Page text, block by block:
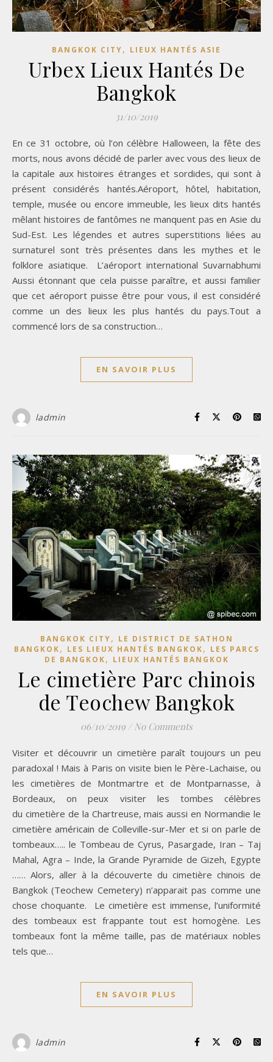
BANGKOK CITY, LIEUX HANTÉS ASIE
Urbex Lieux Hantés De
Bangkok
31/10/2019
En ce 31 octobre, où l’on célèbre Halloween, la fête des
morts, nous avons décidé de parler avec vous des lieux de
la capitale aux histoires étranges et sordides, qui sont à
présent considérés hantés.Aéroport, hôtel, habitation,
temple, musée ou encore immeuble, les lieux dits hantés
mêlant histoires de fantômes ne manquent pas en Asie du
Sud-Est. Les légendes et autres superstitions liées au
surnaturel sont très présentes dans les mythes et le
folklore asiatique. L’aéroport international Suvarnabhumi
Aussi étonnant que cela puisse paraître, et aussi familier
que cet aéroport puisse être pour vous, il est considéré
comme un des lieux les plus hantés du pays.Tout a
commencé lors de sa construction…
EN SAVOIR PLUS
ladmin
BANGKOK CITY, LE DISTRICT DE SATHON
BANGKOK, LES LIEUX HANTÉS BANGKOK, LES PARCS
DE BANGKOK, LIEUX HANTÉS BANGKOK
Le cimetière Parc chinois
de Teochew Bangkok
06/10/2019 / No Comments
Visiter et découvrir un cimetière paraît toujours un peu
paradoxal ! Mais à Paris on visite bien le Père-Lachaise, ou
les cimetières de Montmartre et de Montparnasse, à
Bordeaux, on peux visiter les tombes célèbres
du cimetière de la Chartreuse, mais aussi en Normandie le
cimetière américain de Colleville-sur-Mer et si on parle de
tombeaux….. le Tombeau de Cyrus, Pasargade, Iran – Taj
Mahal, Agra – Inde, la Grande Pyramide de Gizeh, Egypte
…… Alors, aller à la découverte du cimetière chinois de
Bangkok (Teochew Cemetery) n’apparait pas comme une
chose choquante. Le cimetière est immense, l’uniformité
des tombeaux est frappante tout est homogène. Les
tombeaux font la même taille, pas de matériaux nobles
tels que…
EN SAVOIR PLUS
ladmin